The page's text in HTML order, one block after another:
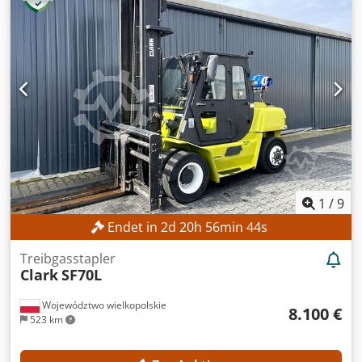
Bauhöhe: 1.975 mm MASCHINEN-DETAILS Kraftstofftyp:
Gas Dkjdpfx Agezrgddj Djr Masttyp: Triplex ISO-Klasse: 2
Tragfähigkeitsbereich ISO-Klasse 2: 1.000–2.500 kg
AUSSTATTUNG 3. Ventil Externe Referenz: SL15670SLO
1 /9
Endet in 2d 20h 56min 42s
Województwo wielkopolskie
523 km
Treibgasstapler
ClarkSF70L
8.100 €